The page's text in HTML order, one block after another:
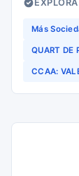
Más
QUART DE
CCAA: